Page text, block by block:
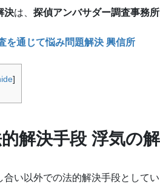
決は、 探偵アンバサダー調査事務
を通じて悩み問題解決 興信所
]
解決手段 浮気の
合い以外での法的解決手段として